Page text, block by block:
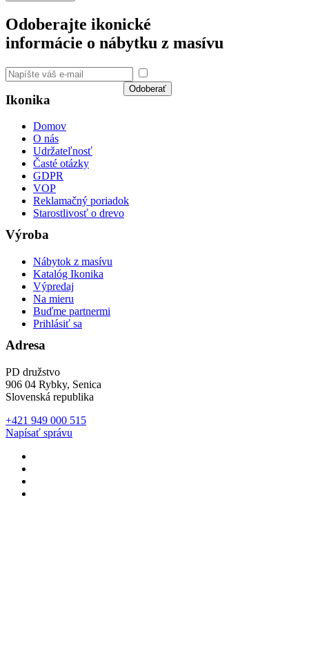
Odoberajte ikonické
informácie o nábytku z masívu
Odoberať
Ikonika
Domov
O nás
Udržateľnosť
Časté otázky
GDPR
VOP
Reklamačný poriadok
Starostlivosť o drevo
Výroba
Nábytok z masívu
Katalóg Ikonika
Výpredaj
Na mieru
Buďme partnermi
Prihlásiť sa
Adresa
PD družstvo
906 04 Rybky, Senica
Slovenská republika
+421 949 000 515
Napísať správu